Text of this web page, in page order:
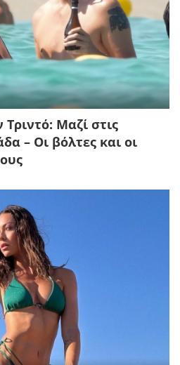
Τριντό: Μαζί στις
– Οι βόλτες και οι